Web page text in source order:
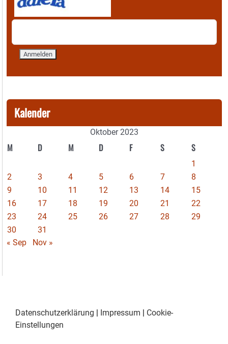
Kalender
Oktober 2023
M D M D F S S
1
2
3 4 5 6 7
8
9
10 11 12 13 14
15
16
17 18 19 20 21
22
23
24 25 26 27 28
29
30
31
« Sep
Nov »
Datenschutzerklärung | Impressum | Cookie-
Einstellungen